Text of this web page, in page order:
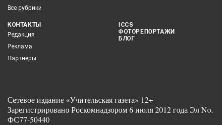
Все рубрики
КОНТАКТЫ
Редакция
Реклама
Партнеры
ICCS
ФОТОРЕПОРТАЖИ
БЛОГ
Сетевое издание «Учительская газета» 12+
Зарегистрировано Роскомнадзором 6 июля 2012 года Эл No.
ФС77-50440